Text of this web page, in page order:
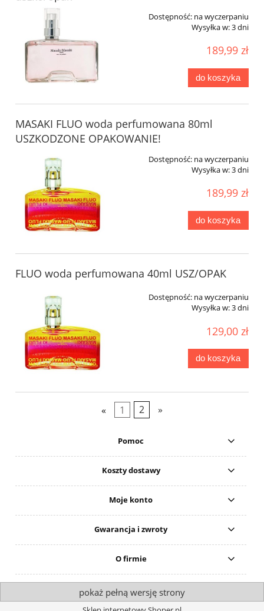
Dostępność: na wyczerpaniu
Wysyłka w:3 dni
189,99 zł
do koszyka
MASAKI FLUO woda perfumowana 80ml
USZKODZONE OPAKOWANIE!
Dostępność: na wyczerpaniu
Wysyłka w:3 dni
189,99 zł
do koszyka
FLUO woda perfumowana 40ml USZ/OPAK
Dostępność: na wyczerpaniu
Wysyłka w:3 dni
129,00 zł
do koszyka
« 1 2 »
Pomoc
Koszty dostawy
Moje konto
Gwarancja i zwroty
O firmie
pokaż pełną wersję strony